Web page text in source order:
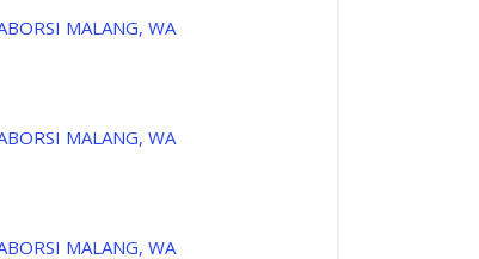
MALANG, WA
MALANG, WA
MALANG, WA